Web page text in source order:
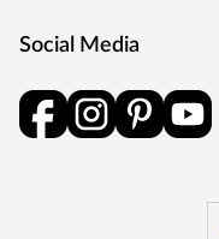
Social Media